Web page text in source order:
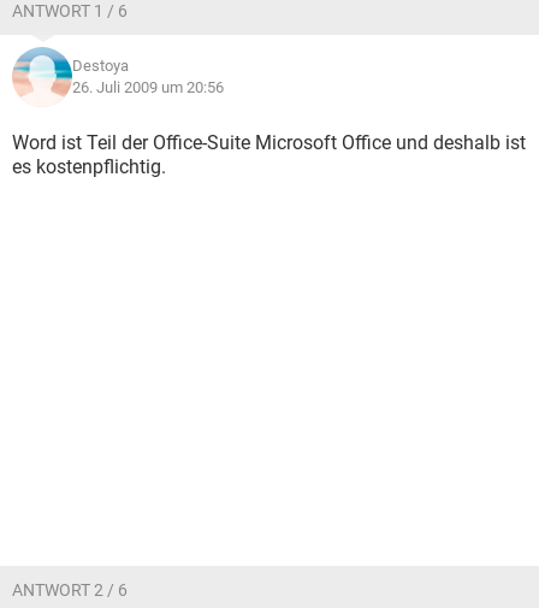
ANTWORT 1 / 6
Destoya
26. Juli 2009 um 20:56
Word ist Teil der Office-Suite Microsoft Office und deshalb ist
es kostenpflichtig.
ANTWORT 2 / 6